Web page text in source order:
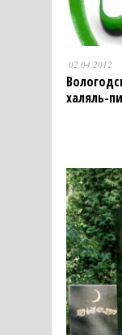
02.04.2012
халяль-